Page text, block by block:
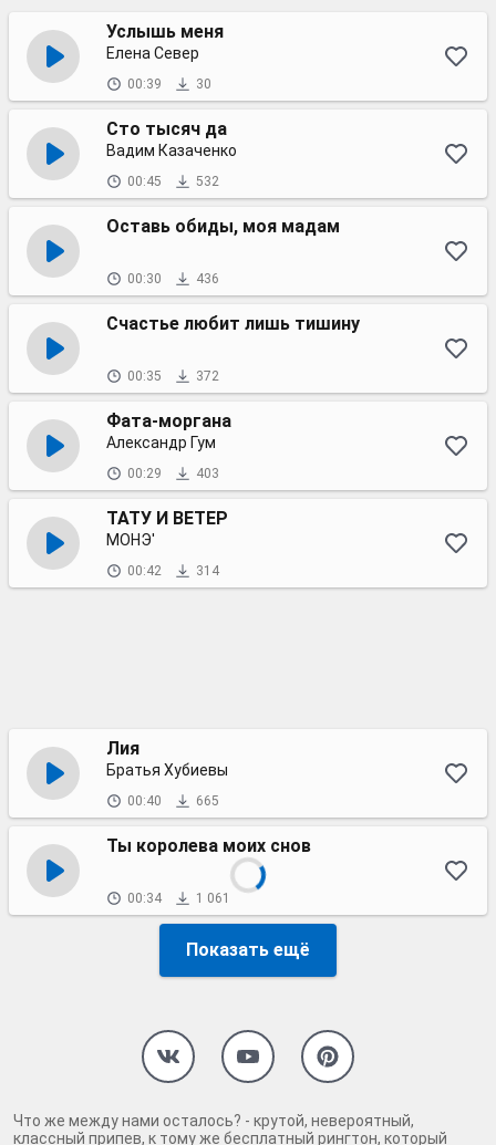
Услышь меня
Елена Север
00:39 30
Сто тысяч да
Вадим Казаченко
00:45 532
Оставь обиды, моя мадам
00:30 436
Счастье любит лишь тишину
00:35 372
Фата-моргана
Александр Гум
00:29 403
ТАТУ И ВЕТЕР
МОНЭ'
00:42 314
Лия
Братья Хубиевы
00:40 665
Ты королева моих снов
00:34 1 061
Показать ещё
Что же между нами осталось? - крутой, невероятный,
классный припев, к тому же бесплатный рингтон, который